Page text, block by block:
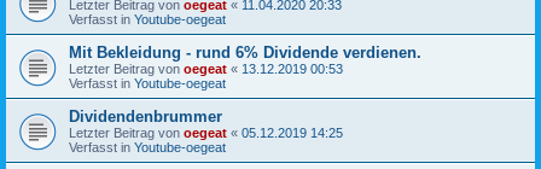
Letzter Beitrag von oegeat « 11.04.2020 20:33
Verfasst in Youtube-oegeat
Mit Bekleidung - rund 6% Dividende verdienen.
Letzter Beitrag von oegeat « 13.12.2019 00:53
Verfasst in Youtube-oegeat
Dividendenbrummer
Letzter Beitrag von oegeat « 05.12.2019 14:25
Verfasst in Youtube-oegeat